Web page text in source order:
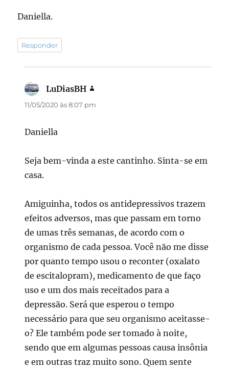
Daniella.
Responder
LuDiasBH
11/05/2020 às 8:07 pm
Daniella
Seja bem-vinda a este cantinho. Sinta-se em
casa.
Amiguinha, todos os antidepressivos trazem
efeitos adversos, mas que passam em torno
de umas três semanas, de acordo com o
organismo de cada pessoa. Você não me disse
por quanto tempo usou o reconter (oxalato
de escitalopram), medicamento de que faço
uso e um dos mais receitados para a
depressão. Será que esperou o tempo
necessário para que seu organismo aceitasse-
o? Ele também pode ser tomado à noite,
sendo que em algumas pessoas causa insônia
e em outras traz muito sono. Quem sente